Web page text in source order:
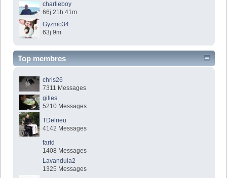
charlieboy
66j 21h 41m
Gyzmo34
63j 9m
Top membres
chris26
7311 Messages
gilles
5210 Messages
TDelrieu
4142 Messages
farid
1408 Messages
Lavandula2
1325 Messages